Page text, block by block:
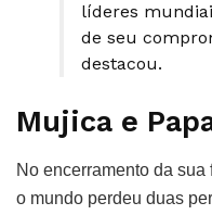
líderes
de seu
destacou.
Mujica e
No encerramento da
o mundo perdeu duas